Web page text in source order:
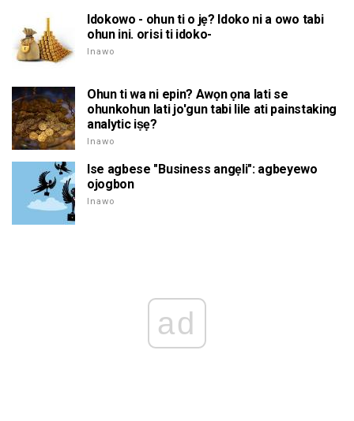
Idokowo - ohun ti o jẹ? Idoko ni a owo tabi
ohun ini. orisi ti idoko-
Inawo
Ohun ti wa ni epin? Awọn ọna lati se
ohunkohun lati jo'gun tabi lile ati painstaking
analytic iṣẹ?
Inawo
Ise agbese "Business angẹli": agbeyewo
ojogbon
Inawo
ad